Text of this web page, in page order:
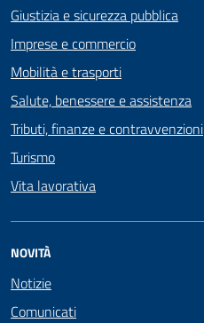
Giustizia e sicurezza pubblica
Imprese e commercio
Mobilità e trasporti
Salute, benessere e assistenza
Tributi, finanze e contravvenzioni
Turismo
Vita lavorativa
NOVITÀ
Notizie
Comunicati